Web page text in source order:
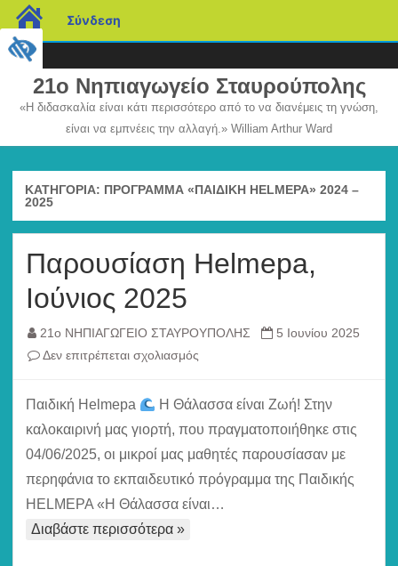
21ο Νηπιαγωγείο Σταυρούπολης
«Η διδασκαλία είναι κάτι περισσότερο από το να διανέμεις τη γνώση,
είναι να εμπνέεις την αλλαγή.» William Arthur Ward
Μετάβαση
περιεχόμενο
ΚΑΤΗΓΟΡΊΑ: ΠΡΌΓΡΑΜΜΑ «ΠΑΙΔΙΚΉ HELMEPA» 2024 –
2025
Παρουσίαση Helmepa,
Ιούνιος 2025
21ο ΝΗΠΙΑΓΩΓΕΙΟ ΣΤΑΥΡΟΥΠΟΛΗΣ
5 Ιουνίου 2025
Δεν επιτρέπεται σχολιασμός
Helmepa,
Παιδική Helmepa
Η Θάλασσα είναι Ζωή! Στην
καλοκαιρινή μας γιορτή, που πραγματοποιήθηκε στις
04/06/2025, οι μικροί μας μαθητές παρουσίασαν με
περηφάνια το εκπαιδευτικό πρόγραμμα της Παιδικής
HELMEPA «Η Θάλασσα είναι…
Διαβάστε περισσότερα »
blogs.sch.gr
Σύνδεση